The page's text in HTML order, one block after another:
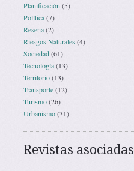
Planificación (5)
Política(7)
Reseña(2)
Riesgos Naturales (4)
Sociedad(61)
Tecnología(13)
Territorio(13)
Transporte(12)
Turismo(26)
Urbanismo(31)
Revistas asociadas